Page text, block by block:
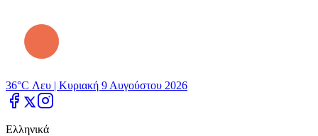
36°C Λευ | Κυριακή 9 Αυγούστου 2026
Ελληνικά